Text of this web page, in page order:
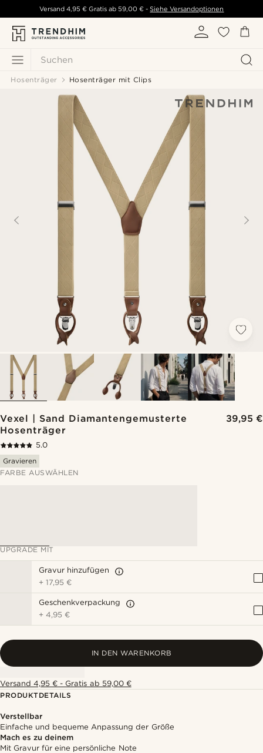
Suchen
Versand 4,95 € Gratis ab59,00 € - Siehe Versandoptionen
Hosenträger Hosenträger mit Clips
Vexel | Sand Diamantengemusterte
Hosenträger
39,95 €
5.0
Gravieren
FARBE AUSWÄHLEN
UPGRADE MIT
Gravur hinzufügen
+17,95 €
Geschenkverpackung
+4,95 €
IN DEN WARENKORB
Versand 4,95 € - Gratis ab 59,00 €
PRODUKTDETAILS
Verstellbar
Einfache und bequeme Anpassung der Größe
Mach es zu deinem
Mit Gravur für eine persönliche Note